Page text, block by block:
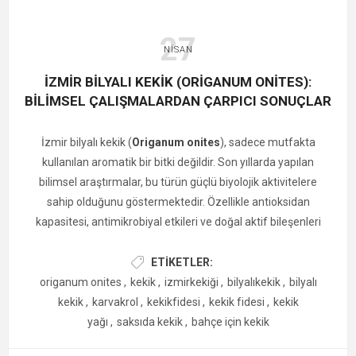
27
NISAN
İZMIR BILYALI KEKIK (ORIGANUM ONITES):
BILIMSEL ÇALIŞMALARDAN ÇARPICI SONUÇLAR
İzmir bilyalı kekik (Origanum onites), sadece mutfakta
kullanılan aromatik bir bitki değildir. Son yıllarda yapılan
bilimsel araştırmalar, bu türün güçlü biyolojik aktivitelere
sahip olduğunu göstermektedir. Özellikle antioksidan
kapasitesi, antimikrobiyal etkileri ve doğal aktif bileşenleri
ETIKETLER:
origanum onites , kekik , izmirkekiği , bilyalıkekik , bilyalı
kekik , karvakrol , kekikfidesi , kekik fidesi , kekik
yağı , saksıda kekik , bahçe için kekik